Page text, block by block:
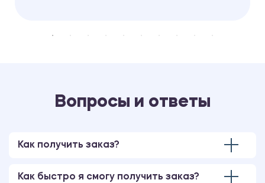
Вопросы и ответы
Как получить заказ?
Как быстро я смогу получить заказ?